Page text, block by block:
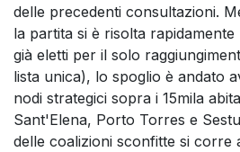
delle precedenti consultazioni.
la partita si è risolta
già eletti per il solo
lista unica), lo spoglio è andato
nodi strategici sopra i 15mila
Sant'Elena, Porto Torres e
delle coalizioni sconfitte si corre